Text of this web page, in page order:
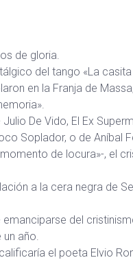
de gloria.
del tango «La casita
en la Franja de
De Vido, El Ex
Soplador, o de Aníbal
de locura»-, el
a la cera negra de
del
año.
el poeta Elvio